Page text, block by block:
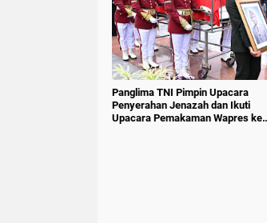
Panglima TNI Pimpin Upacara
Penyerahan Jenazah dan Ikuti
Upacara Pemakaman Wapres ke-